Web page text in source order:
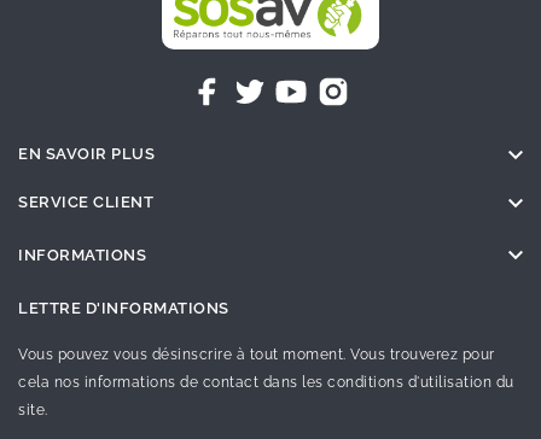
EN SAVOIR PLUS 
SERVICE CLIENT 
INFORMATIONS 
LETTRE D'INFORMATIONS
Vous pouvez vous désinscrire à tout moment. Vous trouverez pour
cela nos informations de contact dans les conditions d'utilisation du
site.